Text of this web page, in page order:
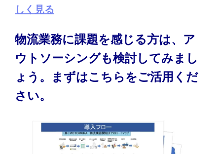
しく見る
物流業務に課題を感じる方は、ア
ウトソーシングも検討してみまし
ょう。まずはこちらをご活用くだ
さい。